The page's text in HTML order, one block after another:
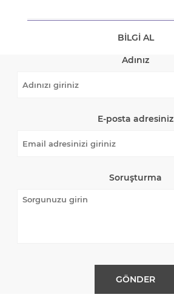
BILGI AL
Adınız
E-posta adresiniz
Soruşturma